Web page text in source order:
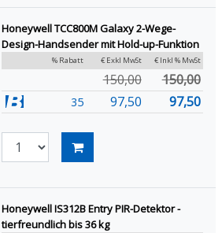
Honeywell TCC800M Galaxy 2-Wege-
Design-Handsender mit Hold-up-Funktion
% Rabatt € Exkl MwSt € Inkl % MwSt
150,00 150,00
35 97,50 97,50
Honeywell IS312B Entry PIR-Detektor -
tierfreundlich bis 36 kg